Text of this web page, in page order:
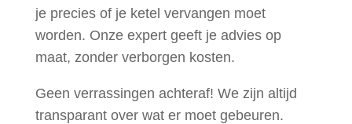
je precies of je ketel vervangen moet
worden. Onze expert geeft je advies op
maat, zonder verborgen kosten.
Geen verrassingen achteraf! We zijn altijd
transparant over wat er moet gebeuren.